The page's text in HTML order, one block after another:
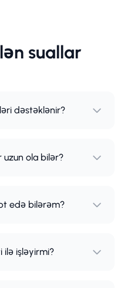
suallar
dəstəklənir?
ola bilər?
edə bilərəm?
ilə işləyirmi?